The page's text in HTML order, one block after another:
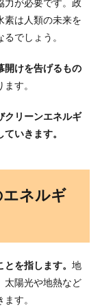
力が必要です。政
素は人類の未来を
でしょう。
開けを告げるもの
す。
クリーンエネルギ
いきます。
エネルギ
を指します。 地
太陽光や地熱など
す。